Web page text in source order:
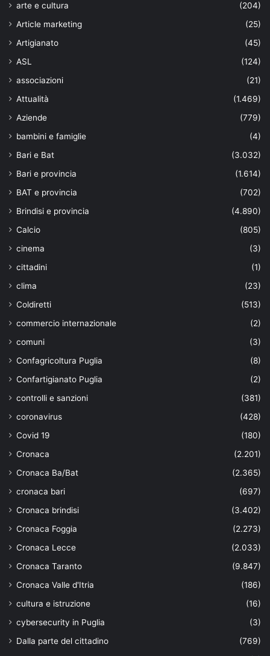
arte e cultura
(204)
Article marketing
(25)
Artigianato
(45)
ASL
(124)
associazioni
(21)
Attualità
(1.469)
Aziende
(779)
bambini e famiglie
(4)
Bari e Bat
(3.032)
Bari e provincia
(1.614)
BAT e provincia
(702)
Brindisi e provincia
(4.890)
Calcio
(805)
cinema
(3)
cittadini
(1)
clima
(23)
Coldiretti
(513)
commercio internazionale
(2)
comuni
(3)
Confagricoltura Puglia
(8)
Confartigianato Puglia
(2)
controlli e sanzioni
(381)
coronavirus
(428)
Covid 19
(180)
Cronaca
(2.201)
Cronaca Ba/Bat
(2.365)
cronaca bari
(697)
Cronaca brindisi
(3.402)
Cronaca Foggia
(2.273)
Cronaca Lecce
(2.033)
Cronaca Taranto
(9.847)
Cronaca Valle d'Itria
(186)
cultura e istruzione
(16)
cybersecurity in Puglia
(3)
Dalla parte del cittadino
(769)